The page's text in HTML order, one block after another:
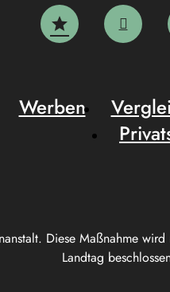
Diese Maßnahme
Landtag
Werben